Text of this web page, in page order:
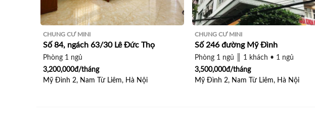
CHUNG CƯ MINI
Số 84, ngách 63/30 Lê Đức Thọ
Phòng 1 ngủ
3,200,000đ/tháng
Mỹ Đình 2, Nam Từ Liêm, Hà Nội
CHUNG CƯ MINI
Số 246 đường Mỹ Đình
Phòng 1 ngủ ║ 1 khách • 1 ngủ
3,500,000đ/tháng
Mỹ Đình 2, Nam Từ Liêm, Hà Nội